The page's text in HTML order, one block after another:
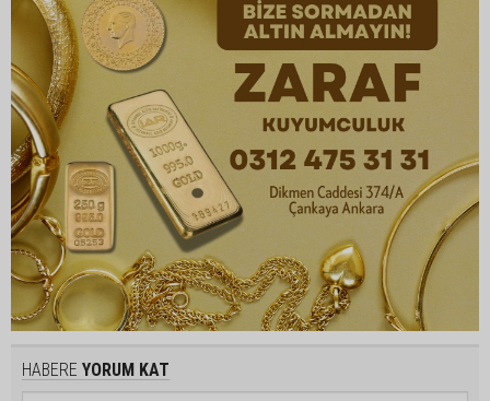
HABERE YORUM KAT